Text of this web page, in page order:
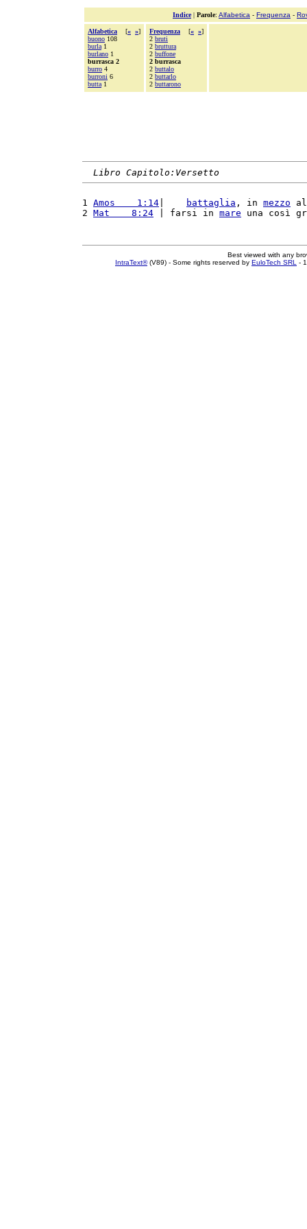
Indice| Parole: Alfabetica - Frequenza -
Alfabetica [« »]
buono 108
burla 1
burlano 1
burrasca 2
burro 4
burroni 6
butta 1
Frequenza [« »]
2 bruti
2 bruttura
2 buffone
2 burrasca
2 buttalo
2 buttarlo
2 buttarono
Libro Capitolo:Versetto
1 Amos    1:14 battaglia , in mezzo
2 Mat    8:24 | farsi in mare una così
Best viewed with any
IntraText®(V89) - Some rights reserved by EuloTech SRL -